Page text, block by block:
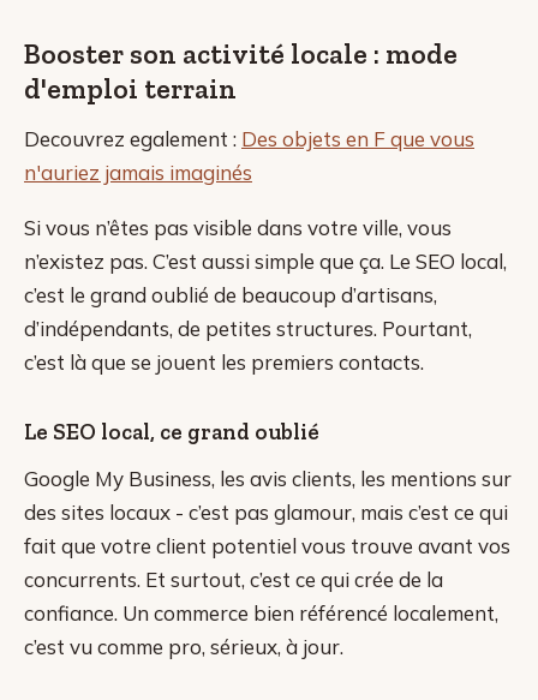
Booster son activité locale : mode
d'emploi terrain
Decouvrez egalement : Des objets en F que vous
n'auriez jamais imaginés
Si vous n’êtes pas visible dans votre ville, vous
n’existez pas. C’est aussi simple que ça. Le SEO local,
c’est le grand oublié de beaucoup d’artisans,
d’indépendants, de petites structures. Pourtant,
c’est là que se jouent les premiers contacts.
Le SEO local, ce grand oublié
Google My Business, les avis clients, les mentions sur
des sites locaux - c’est pas glamour, mais c’est ce qui
fait que votre client potentiel vous trouve avant vos
concurrents. Et surtout, c’est ce qui crée de la
confiance. Un commerce bien référencé localement,
c’est vu comme pro, sérieux, à jour.